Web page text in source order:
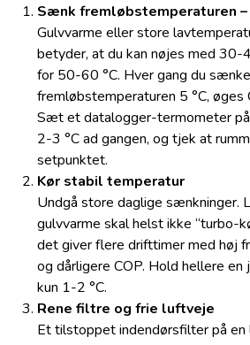
Sænk fremløbstemperaturen
Gulvvarme eller store
betyder, at du kan nøjes med 30-
for 50-60 °C. Hver gang du
fremløbstemperaturen 5 °C,
Sæt et datalogger-termometer
2-3 °C ad gangen, og tjek at
setpunktet.
Kør stabil temperatur
Undgå store daglige sænkninger.
gulvvarme skal helst ikke “turbo-
det giver flere drifttimer med høj
og dårligere COP. Hold hellere
kun 1-2 °C.
Rene filtre og frie luftveje
Et tilstoppet indendørsfilter på